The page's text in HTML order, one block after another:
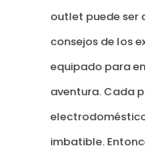
outlet puede ser
consejos de los
equipado para
aventura. Cada
imbatible.